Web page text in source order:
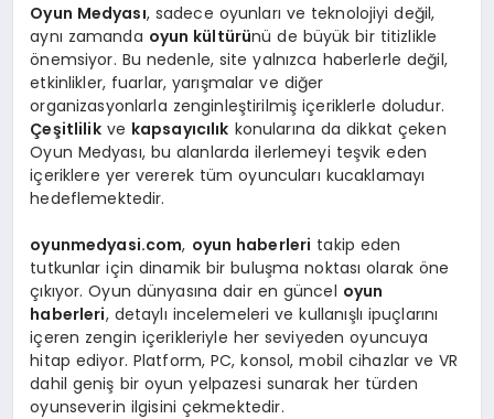
Oyun Medyası, sadece oyunları ve teknolojiyi değil,
aynı zamanda oyun kültürünü de büyük bir titizlikle
önemsiyor. Bu nedenle, site yalnızca haberlerle değil,
etkinlikler, fuarlar, yarışmalar ve diğer
organizasyonlarla zenginleştirilmiş içeriklerle doludur.
Çeşitlilikve kapsayıcılık konularına da dikkat çeken
Oyun Medyası, bu alanlarda ilerlemeyi teşvik eden
içeriklere yer vererek tüm oyuncuları kucaklamayı
hedeflemektedir.
oyunmedyasi.com, oyun haberleri takip eden
tutkunlar için dinamik bir buluşma noktası olarak öne
çıkıyor. Oyun dünyasına dair en güncel oyun
haberleri, detaylı incelemeleri ve kullanışlı ipuçlarını
içeren zengin içerikleriyle her seviyeden oyuncuya
hitap ediyor. Platform, PC, konsol, mobil cihazlar ve VR
dahil geniş bir oyun yelpazesi sunarak her türden
oyunseverin ilgisini çekmektedir.